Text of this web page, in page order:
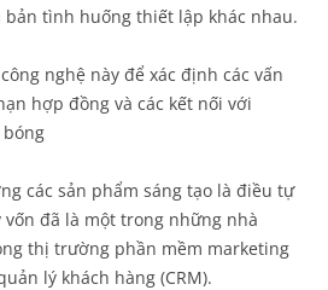
bản tình huống thiết lập khác nhau.
nghệ này để xác định các vấn
hợp đồng và các kết nối với
các sản phẩm sáng tạo là điều tự
vốn đã là một trong những nhà
thị trường phần mềm marketing
lý khách hàng (CRM).